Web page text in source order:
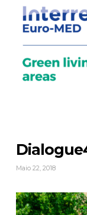
Maio 22, 2018